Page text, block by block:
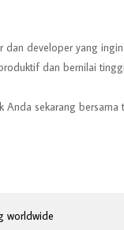
dan developer yang
dan bernilai
Anda sekarang bersama
worldwide